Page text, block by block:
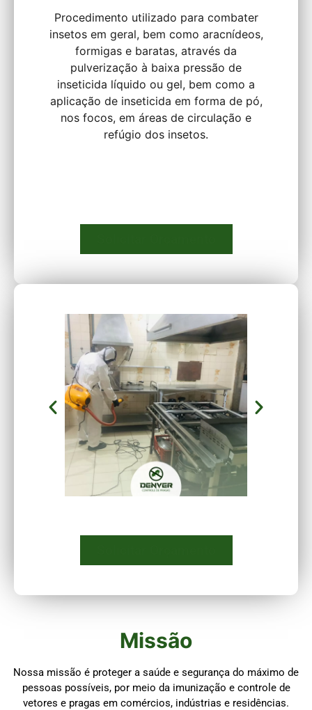
Procedimento utilizado para combater
insetos em geral, bem como aracnídeos,
formigas e baratas, através da
pulverização à baixa pressão de
inseticida líquido ou gel, bem como a
aplicação de inseticida em forma de pó,
nos focos, em áreas de circulação e
refúgio dos insetos.
Missão
Nossa missão é proteger a saúde e segurança do máximo de
pessoas possíveis, por meio da imunização e controle de
vetores e pragas em comércios, indústrias e residências.